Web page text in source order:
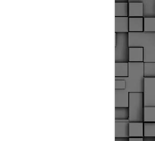
αστυνομικούς, οι οποίοι έχουν
εκπαίδευσή τους και
καθήκοντα.
ο Δήμος παρέλαβε τρία
οποία θα χρησιμοποιούνται για
μετακινήσεις των